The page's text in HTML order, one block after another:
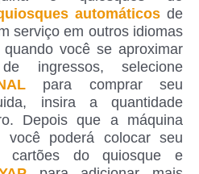
automáticos de
serviço em outros idiomas
você se aproximar
ingressos, selecione
para comprar seu
insira a quantidade
Depois que a máquina
você poderá colocar seu
do quiosque e